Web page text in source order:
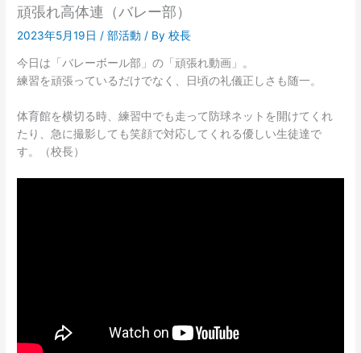
頑張れ高体連（バレー部）
2023年5月19日 /部活動 / By校長
今日は「バレーボール部」の「頑張れ動画」。
練習を頑張っているだけでなく、日頃の礼儀正しさも随一。
体育館を横切る時、練習中でも走って防球ネットを開けてくれ
たり、急に撮影しても笑顔で対応してくれる優しい生徒達で
す。（校長）